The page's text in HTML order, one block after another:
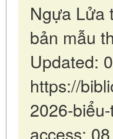
Ngựa Lửa
bản mẫu
Updated:
https://
2026-
access: